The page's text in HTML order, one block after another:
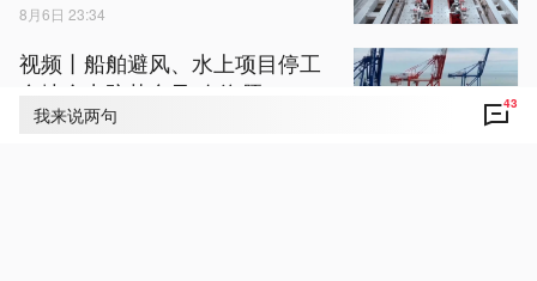
我来说两句 43
8月6日 23:34
视频丨船舶避风、水上项目停工
多地全力防范台风“白海豚”